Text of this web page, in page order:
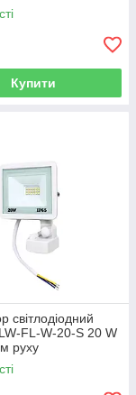
Купити
світлодіодний
FL-W-20-S 20 W
руху